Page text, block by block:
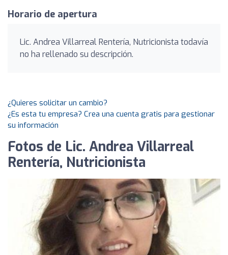
Horario de apertura
Lic. Andrea Villarreal Rentería, Nutricionista todavía
no ha rellenado su descripción.
¿Quieres solicitar un cambio?
¿Es esta tu empresa? Crea una cuenta gratis para gestionar
su información
Fotos de Lic. Andrea Villarreal
Rentería, Nutricionista